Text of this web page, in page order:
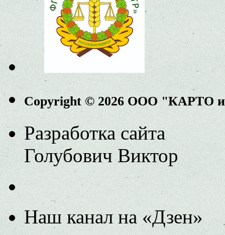
Copyright © 2026 ООО "КАРТО
Разработка сайта
Голубович Виктор
Наш канал на «Дзен»